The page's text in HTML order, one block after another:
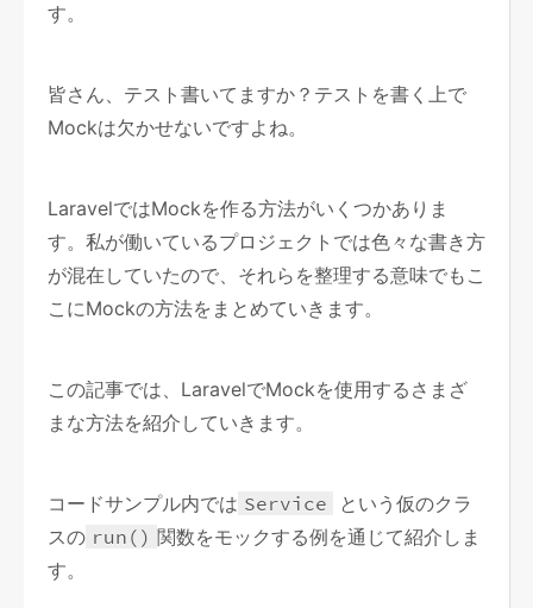
す。
皆さん、テスト書いてますか？テストを書く上で
Mockは欠かせないですよね。
LaravelではMockを作る方法がいくつかありま
す。私が働いているプロジェクトでは色々な書き方
が混在していたので、それらを整理する意味でもこ
こにMockの方法をまとめていきます。
この記事では、LaravelでMockを使用するさまざ
まな方法を紹介していきます。
コードサンプル内では Service
という仮のクラ
スの run() 関数をモックする例を通じて紹介しま
す。